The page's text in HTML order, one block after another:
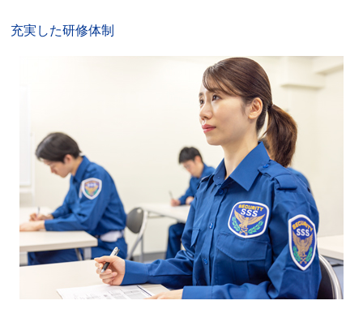
充実した研修体制